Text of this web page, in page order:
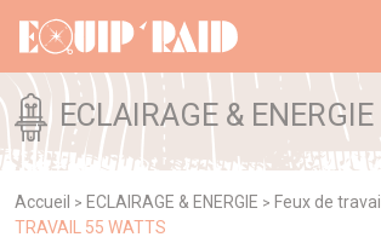
ECLAIRAGE & ENERGIE
Accueil > ECLAIRAGE & ENERGIE > Feux de travail
TRAVAIL 55 WATTS
Panneau de gestion des cookies